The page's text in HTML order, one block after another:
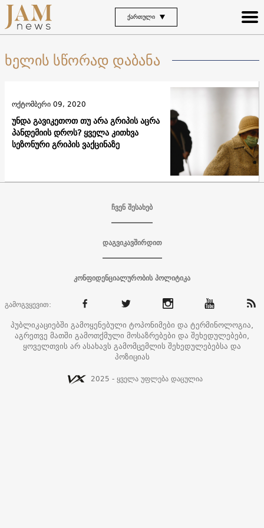
ᲥᲐᲠᲗᲣᲚᲘ
ხელის სწორად დაბანა
უნდა გავიკეთოთ თუ არა გრიპის აცრა
პანდემიის დროს? ყველა კითხვა
სეზონური გრიპის ვაქცინაზე
ოქტომბერი 09, 2020
ჩვენ შესახებ
დაგვიკავშირდით
კონფიდენციალურობის პოლიტიკა
გამოგვყევით:
პუბლიკაციებში გამოყენებული ტოპონიმები და ტერმინოლოგია,
აგრეთვე მათში გამოთქმული მოსაზრებები და შეხედულებები,
ყოველთვის არ ასახავს გამომცემლის შეხედულებებსა და
პოზიციას
2025 - ყველა უფლება დაცულია